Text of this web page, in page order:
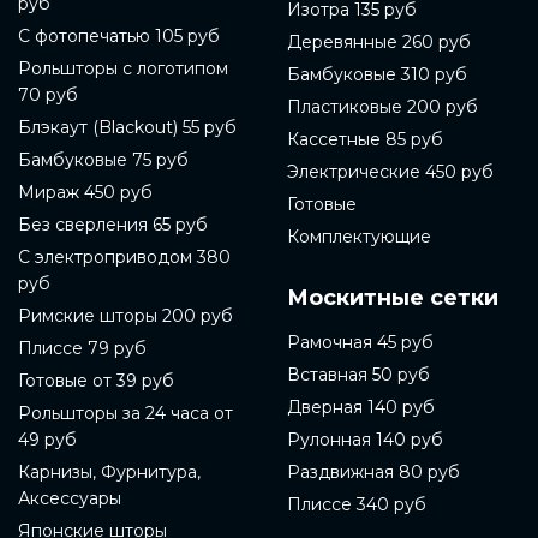
интернет-магазинах или заказать на сайте
компании-производителя. В данной статье мы
расскажем подробнее о том, как выбрать и купить
готовые рольшторы.
Перед покупкой готовых рольштор необходимо
определиться с материалом. Готовые рольшторы
могут быть изготовлены из ткани, металла, пластика
или дерева. В зависимости от выбранного
материала, шторы могут выполнять разные
функции. Например, готовые рольшторы из ткани
могут создать уютную атмосферу, а металлические
готовые рольшторы могут быть более прочными и
защищать от солнечного света.
Также стоит обратить внимание на систему
управления рольштором. Они могут быть
управляемыми механически, электрически или
дистанционно с помощью специальной системы.
Кроме того, готовые рольшторы могут быть
однотонными или иметь различный декоративный
рисунок, такой как жаккард, вишневый, малиновый
или бордовый цвет.
Если вы выбираете готовые рольшторы для дома,
С фотопечатью 105 руб
Рольшторы с логотипом
70 руб
Блэкаут (Blackout) 55 руб
Бамбуковые 75 руб
Мираж 450 руб
Без сверления 65 руб
С электроприводом 380
руб
Римские шторы 200 руб
Плиссе 79 руб
Готовые от 39 руб
Рольшторы за 24 часа от
49 руб
Карнизы, Фурнитура,
Аксессуары
Японские шторы
Изотра 135 руб
Деревянные 260 руб
Бамбуковые 310 руб
Пластиковые 200 руб
Кассетные 85 руб
Электрические 450 руб
Готовые
Комплектующие
Москитные сетки
Рамочная 45 руб
Вставная 50 руб
Дверная 140 руб
Рулонная 140 руб
Раздвижная 80 руб
Плиссе 340 руб